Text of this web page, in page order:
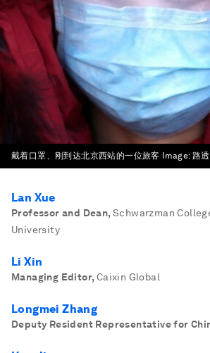
戴着口罩、刚到达北京西站的一位旅客 Image:路
Lan Xue
Professor and Dean, Schwarzman
University
Li Xin
Managing Editor, Caixin Global
Longmei Zhang
Deputy Resident Representative for